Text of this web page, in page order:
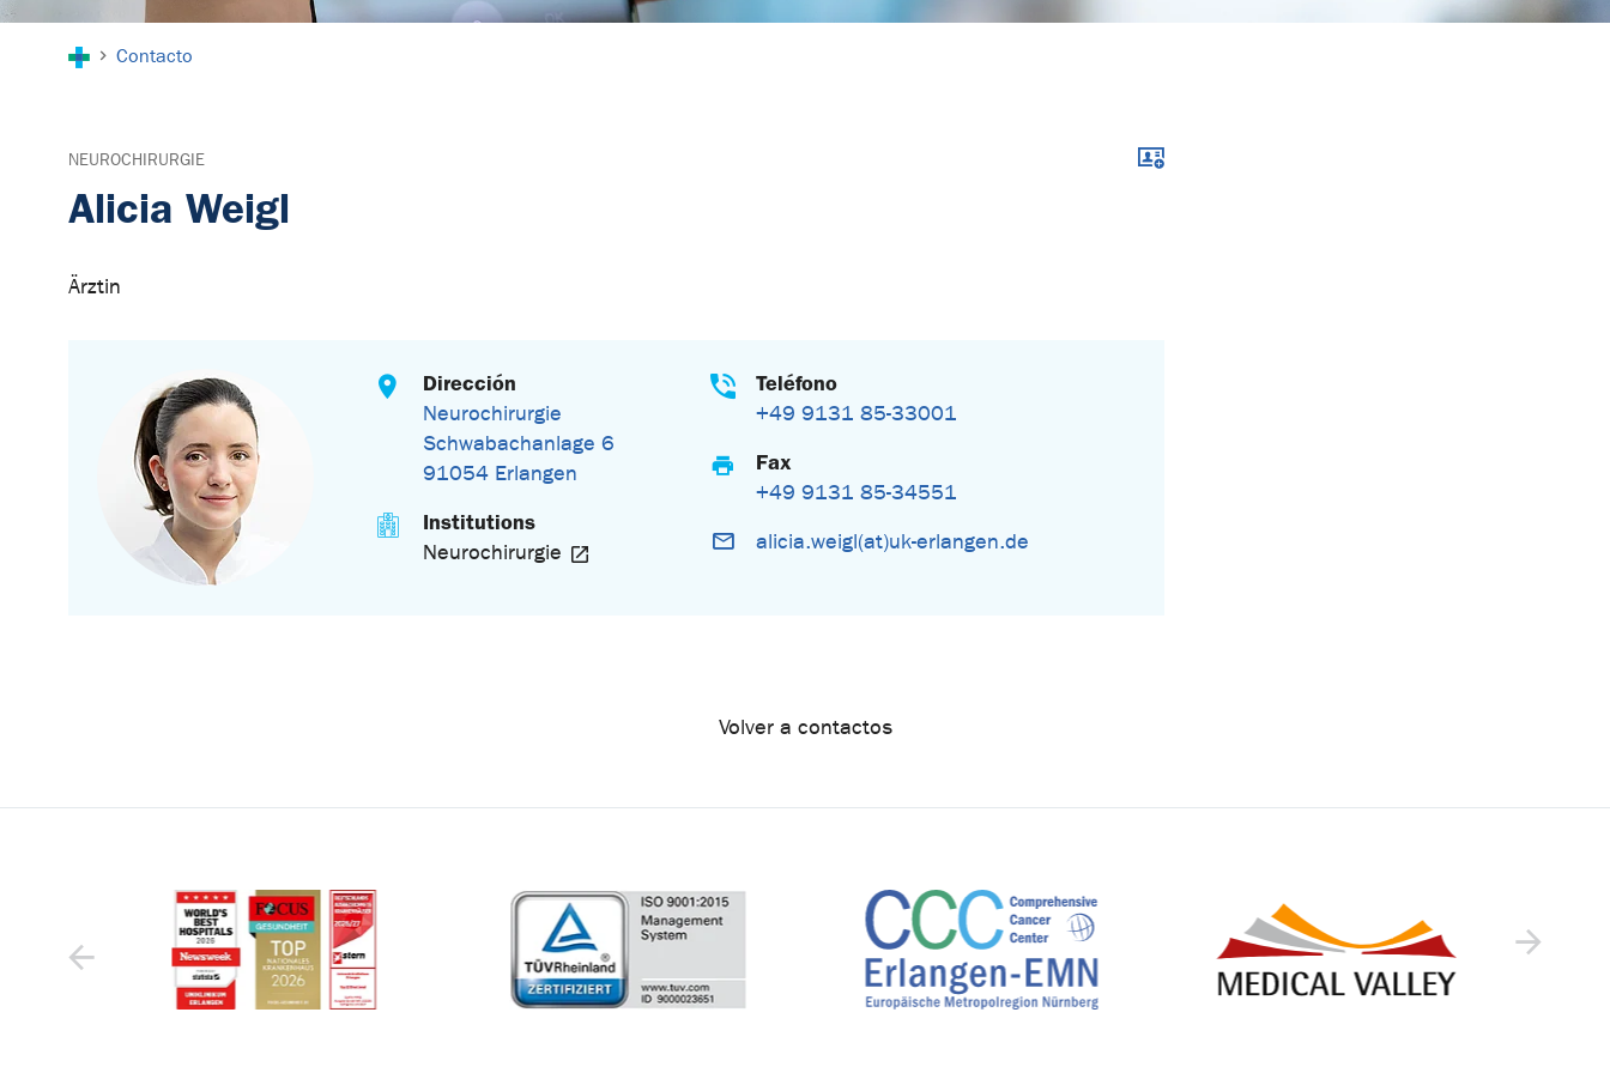
Contacto
NEUROCHIRURGIE
Alicia Weigl
Ärztin
Download xcf file
Dirección
Neurochirurgie
Schwabachanlage 6
91054 Erlangen
Institutions
Neurochirurgie
Teléfono
+49 9131 85-33001
Fax
+49 9131 85-34551
alicia.weigl(at)uk-erlangen.de
Volver a contactos